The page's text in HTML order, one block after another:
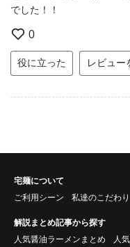
でした！！
0
役に立った レビュー
宅麺について
ご利用シーン
私達のこだわり
解説まとめ記事から探す
人気醤油ラーメンまとめ
人